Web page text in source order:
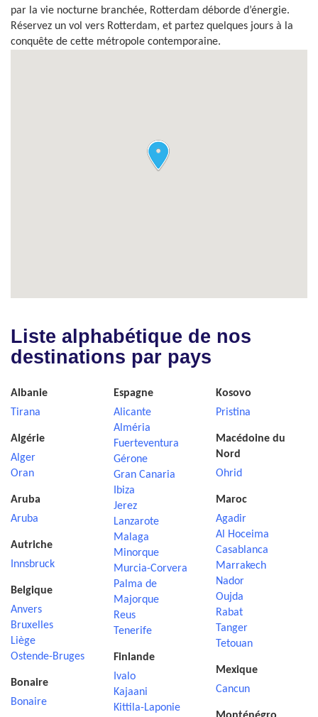
par la vie nocturne branchée, Rotterdam déborde d’énergie.
Réservez un vol vers Rotterdam, et partez quelques jours à la
conquête de cette métropole contemporaine.
Liste alphabétique de nos
destinations par pays
Albanie
Tirana
Algérie
Alger
Oran
Aruba
Aruba
Autriche
Innsbruck
Belgique
Anvers
Bruxelles
Liège
Ostende-Bruges
Bonaire
Bonaire
Espagne
Alicante
Alméria
Fuerteventura
Gérone
Gran Canaria
Ibiza
Jerez
Lanzarote
Malaga
Minorque
Murcia-Corvera
Palma de
Majorque
Reus
Tenerife
Finlande
Ivalo
Kajaani
Kittila-Laponie
Kosovo
Pristina
Macédoine du
Nord
Ohrid
Maroc
Agadir
Al Hoceima
Casablanca
Marrakech
Nador
Oujda
Rabat
Tanger
Tetouan
Mexique
Cancun